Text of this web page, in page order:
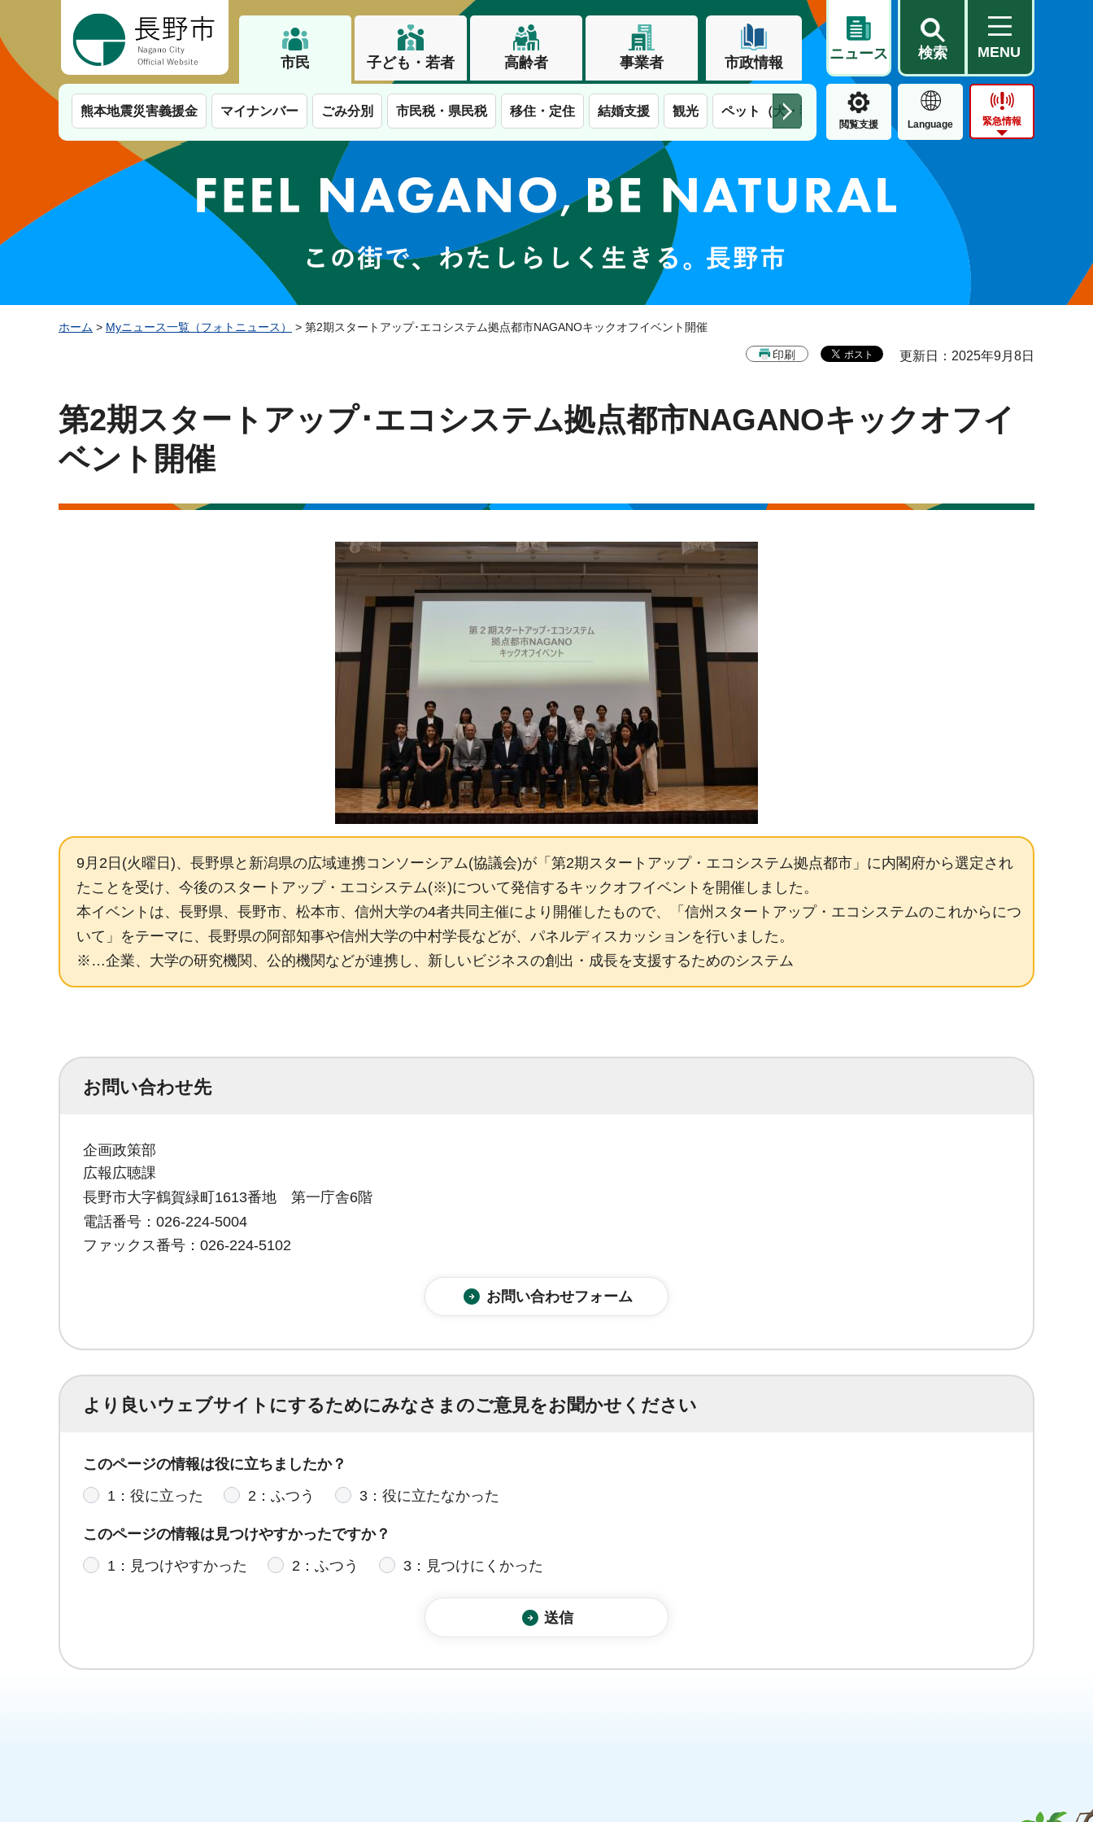
市民 子ども・若者 高齢者 事業者 市政情報
ニュース 検索 MENU
熊本地震災害義援金 マイナンバー ごみ分別 市民税・県民税 移住・定住 結婚支援 観光 ペット（犬・猫） 住民票・戸籍 公営住宅
閲覧支援 Language 緊急情報
この街で、わたしらしく生きる。長野市
ホーム > Myニュース一覧（フォトニュース） > 第2期スタートアップ･エコシステム拠点都市NAGANOキックオフイベント開催
印刷 更新日：2025年9月8日
第2期スタートアップ･エコシステム拠点都市NAGANOキックオフイ
ベント開催
9月2日(火曜日)、長野県と新潟県の広域連携コンソーシアム(協議会)が「第2期スタートアップ・エコシステム拠点都市」に内閣府から選定され
たことを受け、今後のスタートアップ・エコシステム(※)について発信するキックオフイベントを開催しました。
本イベントは、長野県、長野市、松本市、信州大学の4者共同主催により開催したもので、「信州スタートアップ・エコシステムのこれからにつ
いて」をテーマに、長野県の阿部知事や信州大学の中村学長などが、パネルディスカッションを行いました。
※…企業、大学の研究機関、公的機関などが連携し、新しいビジネスの創出・成長を支援するためのシステム
お問い合わせ先
企画政策部
広報広聴課
長野市大字鶴賀緑町1613番地 第一庁舎6階
電話番号：026-224-5004
ファックス番号：026-224-5102
より良いウェブサイトにするためにみなさまのご意見をお聞かせください
このページの情報は役に立ちましたか？
1：役に立った
2：ふつう 3：役に立たなかった
このページの情報は見つけやすかったですか？
1：見つけやすかった
2：ふつう 3：見つけにくかった